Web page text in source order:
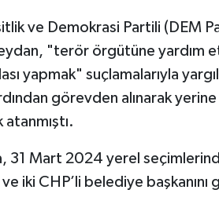
ve Demokrasi Partili (DEM
"terör örgütüne yardım
yapmak" suçlamalarıyla
görevden alınarak
31 Mart 2024 yerel
iki CHP’li belediye